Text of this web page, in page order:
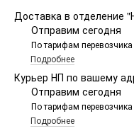
Доставка в отделение
Отправим сегодня
По тарифам перевозчика
Подробнее
Курьер НП по вашему
Отправим сегодня
По тарифам перевозчика
Подробнее